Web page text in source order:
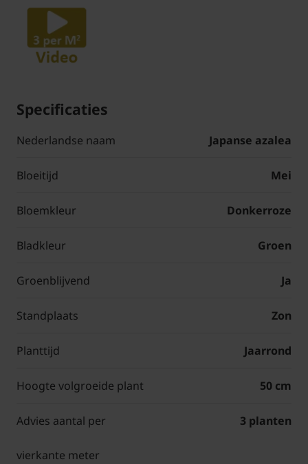
Specificaties
Nederlandse naam Japanse azalea
Bloeitijd Mei
Bloemkleur Donkerroze
Bladkleur Groen
Groenblijvend Ja
Standplaats Zon
Planttijd Jaarrond
Hoogte volgroeide plant 50 cm
Advies aantal per
vierkante meter
3 planten